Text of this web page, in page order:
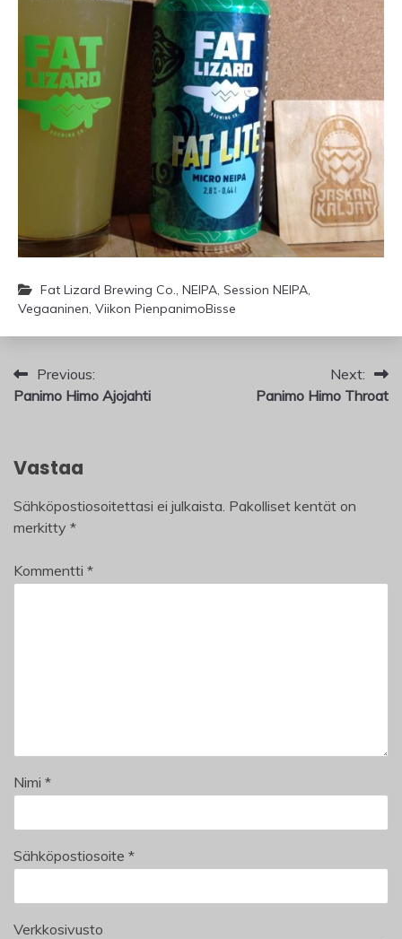
Fat Lizard Brewing Co., NEIPA, Session NEIPA,
Vegaaninen, Viikon PienpanimoBisse
Artikkelien
selaus
Previous:
Panimo Himo Ajojahti
Next:
Panimo Himo Throat
Vastaa
Sähköpostiosoitettasi ei julkaista. Pakolliset kentät on
merkitty *
Kommentti *
Nimi *
Sähköpostiosoite *
Verkkosivusto